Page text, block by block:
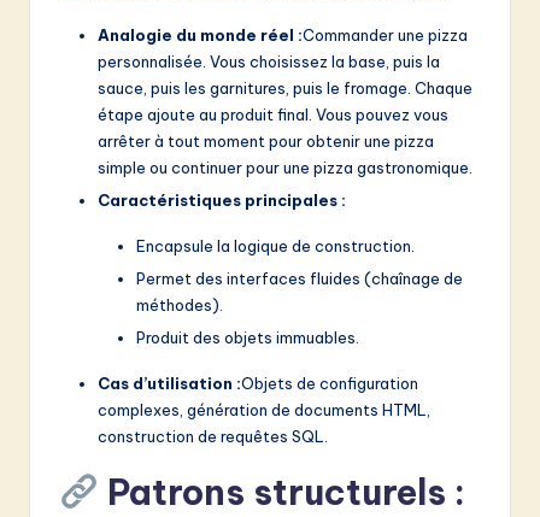
Analogie du monde réel :Commander une pizza
personnalisée. Vous choisissez la base, puis la
sauce, puis les garnitures, puis le fromage. Chaque
étape ajoute au produit final. Vous pouvez vous
arrêter à tout moment pour obtenir une pizza
simple ou continuer pour une pizza gastronomique.
Caractéristiques principales :
Encapsule la logique de construction.
Permet des interfaces fluides (chaînage de
méthodes).
Produit des objets immuables.
Cas d’utilisation :Objets de configuration
complexes, génération de documents HTML,
construction de requêtes SQL.
Patrons structurels :